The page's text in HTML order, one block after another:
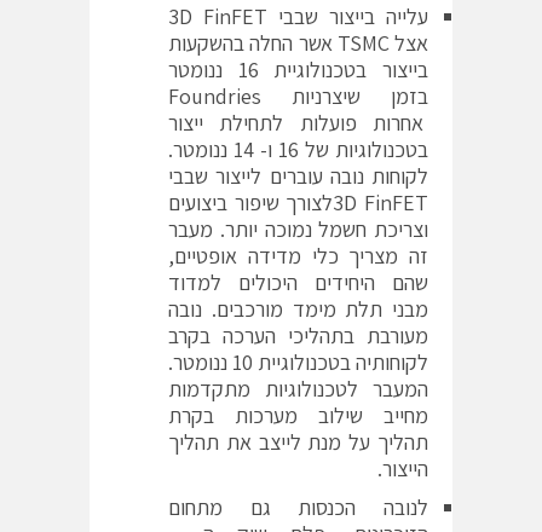
עלייה בייצור שבבי 3D FinFET
אצל TSMC אשר החלה בהשקעות
בייצור בטכנולוגיית 16 ננומטר
בזמן שיצרניות Foundries
אחרות פועלות לתחילת ייצור
בטכנולוגיות של 16 ו- 14 ננומטר.
לקוחות נובה עוברים לייצור שבבי
3D FinFETלצורך שיפור ביצועים
וצריכת חשמל נמוכה יותר. מעבר
זה מצריך כלי מדידה אופטיים,
שהם היחידים היכולים למדוד
מבני תלת מימד מורכבים. נובה
מעורבת בתהליכי הערכה בקרב
לקוחותיה בטכנולוגיית 10 ננומטר.
המעבר לטכנולוגיות מתקדמות
מחייב שילוב מערכות בקרת
תהליך על מנת לייצב את תהליך
הייצור.
לנובה הכנסות גם מתחום